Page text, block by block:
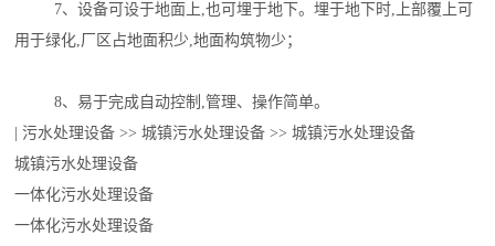
7、设备可设于地面上,也可埋于地下。埋于地下时,上部覆上可
用于绿化,厂区占地面积少,地面构筑物少；
8、易于完成自动控制,管理、操作简单。
| 污水处理设备 >> 城镇污水处理设备 >> 城镇污水处理设备
城镇污水处理设备
一体化污水处理设备
一体化污水处理设备